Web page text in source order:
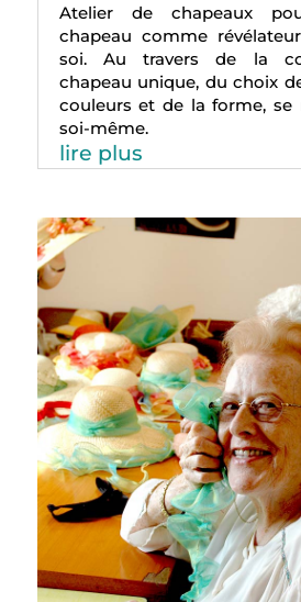
Atelier de chapeaux
chapeau comme
soi. Au travers de la
chapeau unique, du choix
couleurs et de la forme, se
soi-même.
lire plus